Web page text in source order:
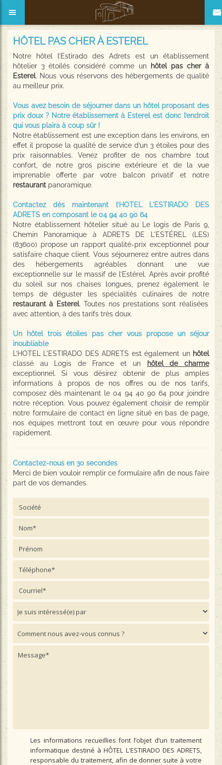
HÔTEL PAS CHER À ESTEREL
Notre hôtel l’Estirado des Adrets est un établissement
hôtelier 3 étoilés considéré comme un
hôtel pas cher à
Esterel. Nous vous réservons des hébergements de qualité
au meilleur prix.
Vous avez besoin de séjourner dans un hôtel proposant des
prix doux ? Notre établissement à Esterel est donc l’endroit
qui vous plaira à coup sûr !
Notre établissement est une exception dans les environs, en
effet il propose la qualité de service d’un 3 étoiles pour des
prix raisonnables. Venez profiter de nos chambre tout
confort, de notre gros piscine extérieure et de la vue
imprenable offerte par votre balcon privatif et notre
restaurant panoramique.
Contactez dès maintenant l’HOTEL L'ESTIRADO DES
ADRETS en composant le 04 94 40 90 64
Notre établissement hôtelier situé au Le logis de Paris 9,
Chemin Panoramique à ADRETS DE L'ESTÉREL (LES)
(83600) propose un rapport qualité-prix exceptionnel pour
satisfaire chaque client. Vous séjournerez entre autres dans
des hébergements agréables donnant une vue
exceptionnelle sur le massif de l’Estérel. Après avoir profité
du soleil sur nos chaises longues, prenez également le
temps de déguster les spécialités culinaires de notre
restaurant à Esterel. Toutes nos prestations sont réalisées
avec attention, à des tarifs très doux.
Un hôtel trois étoiles pas cher vous propose un séjour
inoubliable
L’HOTEL L'ESTIRADO DES ADRETS est également un hôtel
classé au Logis de France et un
hôtel de charme
exceptionnel. Si vous désirez obtenir de plus amples
informations à propos de nos offres ou de nos tarifs,
composez dès maintenant le 04 94 40 90 64 pour joindre
notre réception. Vous pouvez également choisir de remplir
notre formulaire de contact en ligne situé en bas de page,
nos équipes mettront tout en œuvre pour vous répondre
rapidement.
Contactez-nous en 30 secondes
Merci de bien vouloir remplir ce formulaire afin de nous faire
part de vos demandes.
Les informations recueillies font l’objet d’un traitement
informatique destiné à HÔTEL L'ESTIRADO DES ADRETS,
responsable du traitement, afin de donner suite à votre